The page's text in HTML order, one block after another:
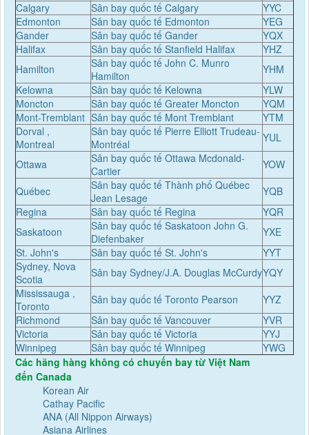
Calgary
Sân bay quốc tế Calgary
YYC
Edmonton
Sân bay quốc tế Edmonton
YEG
Gander
Sân bay quốc tế Gander
YQX
Halifax
Sân bay quốc tế Stanfield Halifax
YHZ
Hamilton
Sân bay quốc tế John C. Munro
Hamilton
YHM
Kelowna
Sân bay quốc tế Kelowna
YLW
Moncton
Sân bay quốc tế Greater Moncton
YQM
Mont-Tremblant Sân bay quốc tế Mont Tremblant
YTM
Dorval ,
Montreal
Sân bay quốc tế Pierre Elliott Trudeau-
Montréal
YUL
Ottawa
Sân bay quốc tế Ottawa Mcdonald-
Cartier
YOW
Québec
Sân bay quốc tế Thành phố Québec
Jean Lesage
YQB
Regina
Sân bay quốc tế Regina
YQR
Saskatoon
Sân bay quốc tế Saskatoon John G.
Diefenbaker
YXE
St. John's
Sân bay quốc tế St. John's
YYT
Sydney, Nova
Scotia
Sân bay Sydney/J.A. Douglas McCurdyYQY
Mississauga ,
Toronto
Sân bay quốc tế Toronto Pearson
YYZ
Richmond
Sân bay quốc tế Vancouver
YVR
Victoria
Sân bay quốc tế Victoria
YYJ
Winnipeg
Sân bay quốc tế Winnipeg
YWG
Các hãng hàng không có chuyến bay từ Việt Nam
đến Canada
Korean Air
Cathay Pacific
ANA (All Nippon Airways)
Asiana Airlines